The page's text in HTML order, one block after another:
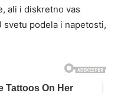
ali i diskretno vas
podela i napetosti,